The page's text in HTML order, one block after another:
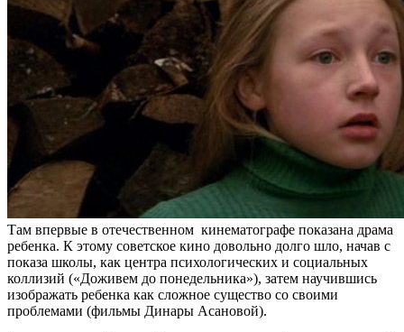
Там впервые в отечественном кинематографе показана драма
ребенка. К этому советское кино довольно долго шло, начав с
показа школы, как центра психологических и социальных
коллизий («Доживем до понедельника»), затем научившись
изображать ребенка как сложное существо со своими
проблемами (фильмы Динары Асановой).